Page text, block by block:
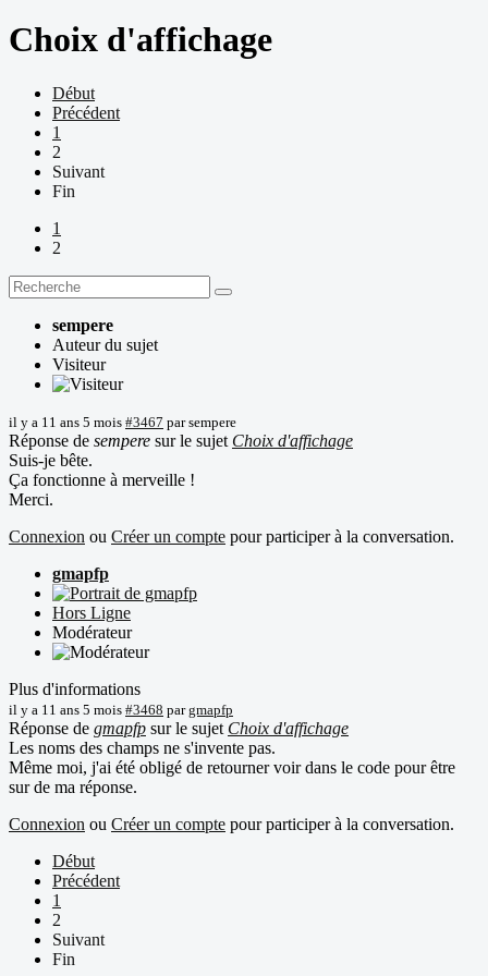
Choix d'affichage
Début
Précédent
1
2
Suivant
Fin
1
2
sempere
Auteur du sujet
Visiteur
il y a 11 ans 5 mois #3467 parsempere
Réponse de sempere sur le sujet Choix d'affichage
Suis-je bête.
Ça fonctionne à merveille !
Merci.
Connexion ou Créer un compte pour participer à la conversation.
gmapfp
Hors Ligne
Modérateur
Plus d'informations
il y a 11 ans 5 mois #3468 pargmapfp
Réponse de gmapfp sur le sujet Choix d'affichage
Les noms des champs ne s'invente pas.
Même moi, j'ai été obligé de retourner voir dans le code pour être
sur de ma réponse.
Connexion ou Créer un compte pour participer à la conversation.
Début
Précédent
1
2
Suivant
Fin